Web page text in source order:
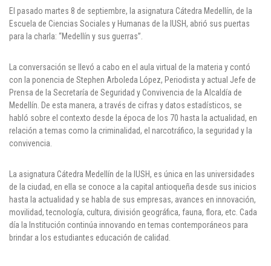
El pasado martes 8 de septiembre, la asignatura Cátedra Medellín, de la
Escuela de Ciencias Sociales y Humanas de la IUSH, abrió sus puertas
para la charla: “Medellín y sus guerras”.
La conversación se llevó a cabo en el aula virtual de la materia y contó
con la ponencia de Stephen Arboleda López, Periodista y actual Jefe de
Prensa de la Secretaría de Seguridad y Convivencia de la Alcaldía de
Medellín. De esta manera, a través de cifras y datos estadísticos, se
habló sobre el contexto desde la época de los 70 hasta la actualidad, en
relación a temas como la criminalidad, el narcotráfico, la seguridad y la
convivencia.
La asignatura Cátedra Medellín de la IUSH, es única en las universidades
de la ciudad, en ella se conoce a la capital antioqueña desde sus inicios
hasta la actualidad y se habla de sus empresas, avances en innovación,
movilidad, tecnología, cultura, división geográfica, fauna, flora, etc. Cada
día la Institución continúa innovando en temas contemporáneos para
brindar a los estudiantes educación de calidad.
Pagos
Puntos de pago
Empleo
Contáctanos
Comunícate con nosotros
Línea de Atención al Cliente
Campus Estadio: CR 70 # 52-49
(+57) (4) 4 600 700
Medellín - Colombia - Suramérica
Inscripciones permanentes